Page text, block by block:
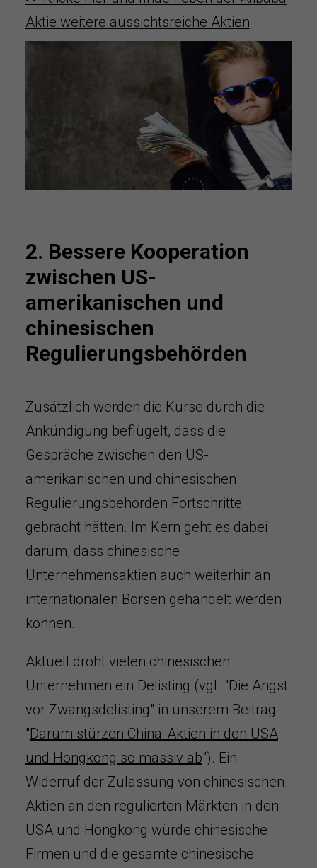
Aktie weitere aussichtsreiche Aktien
2. Bessere Kooperation
zwischen US-
amerikanischen und
chinesischen
Regulierungsbehörden
Zusätzlich werden die Kurse durch die
Ankündigung beflügelt, dass die
Gespräche zwischen den US-
amerikanischen und chinesischen
Regulierungsbehörden Fortschritte
gebracht hätten. Im Kern geht es dabei
darum, dass chinesische
Unternehmensaktien auch weiterhin an
internationalen Börsen gehandelt werden
können.
Aktuell droht vielen chinesischen
Unternehmen ein Delisting (vgl. "Die Angst
vor Zwangsdelisting" in unserem Beitrag
"Darum stürzen China-Aktien in den USA
und Hongkong so massiv ab"). Ein
Widerruf der Zulassung von chinesischen
Aktien an den regulierten Märkten in den
USA und Hongkong würde chinesische
Firmen und die gesamte chinesische